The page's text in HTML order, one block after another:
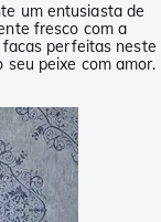
um entusiasta de
fresco com a
perfeitas neste
peixe com amor.